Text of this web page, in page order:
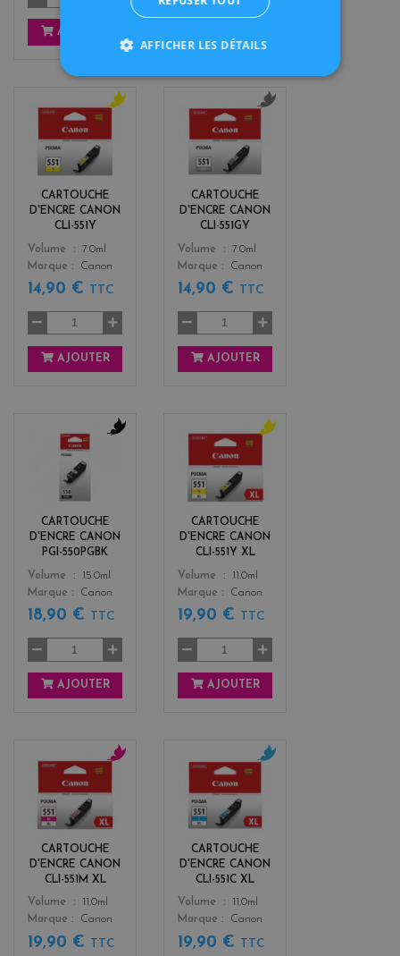
AJOUTER
CARTOUCHE
D'ENCRE CANON
CLI-551Y
Color
e
o
w
Volume
7.0ml
Marque
Canon
14,90 € TTC
AJOUTER
CARTOUCHE
D'ENCRE CANON
CLI-551GY
Color
r
Volume
7.0ml
Marque
Canon
14,90 € TTC
AJOUTER
CARTOUCHE
D'ENCRE CANON
PGI-550PGBK
Color
k
Volume
15.0ml
Marque
Canon
18,90 € TTC
AJOUTER
CARTOUCHE
D'ENCRE CANON
CLI-551Y XL
Color
e
l
o
w
Volume
11.0ml
Marque
Canon
19,90 € TTC
AJOUTER
CARTOUCHE
D'ENCRE CANON
CLI-551M XL
Color
a
e
n
t
Volume
11.0ml
Marque
Canon
19,90 € TTC
CARTOUCHE
D'ENCRE CANON
CLI-551C XL
Color
y
n
Volume
11.0ml
Marque
Canon
19,90 € TTC
AFFICHER LES DÉTAILS